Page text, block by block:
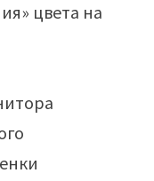
цвета на